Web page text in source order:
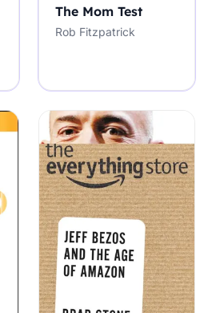
The Mom Test
Rob Fitzpatrick